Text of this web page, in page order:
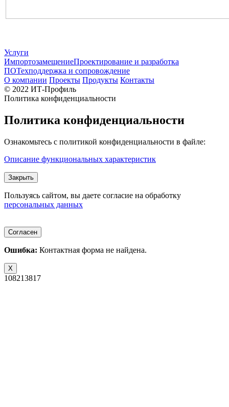
Услуги
ИмпортозамещениеПроектирование и разработка
ПОТехподдержка и сопровождение
О компании Проекты Продукты Контакты
© 2022 ИТ-Профиль
Политика конфиденциальности
Политика конфиденциальности
Ознакомьтесь с политикой конфиденциальности в файле:
Описание функциональных характеристик
Закрыть
Пользуясь сайтом, вы даете согласие на обработку
персональных данных
Согласен
Ошибка: Контактная форма не найдена.
X
108213817